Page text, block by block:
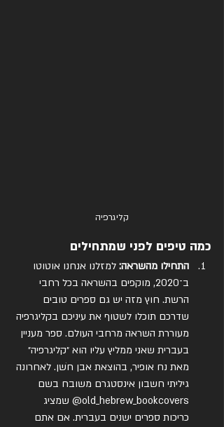
קליגרפיה
כמה טיפים לפני שמתחילים
התחילו מהשראה: למזלנו אנחנו אוטוטו
ב־2020, מוקפים בהשראה בכל רחבי
הרשת. חוץ מזה יש גם ספרים טובים
שדרכם תוכלו לשטוף את עיניכם בקליגרפיה
מעוררת השראה מרחבי העולם. ספר מעניין
בעברית שאני ממליץ עליו הוא ״קליגרפיה״
מאת נח אופיר, בהוצאת אבן חֹשן. לאחרונה
גיליתי חשבון אינסטגרם משובח בשם
old_hebrew_bookcovers@ שמציג
כריכות ספרים ישנים בעברית. אם אתם